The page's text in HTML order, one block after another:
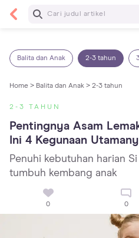
Baca Selanjutnya
Balita dan Anak 2-3 tahun
Home > Balita dan Anak > 2-3 tahun
2-3 TAHUN
Pentingnya Asam
Ini 4 Kegunaan
Penuhi kebutuhan harian
tumbuh kembang anak
0 0